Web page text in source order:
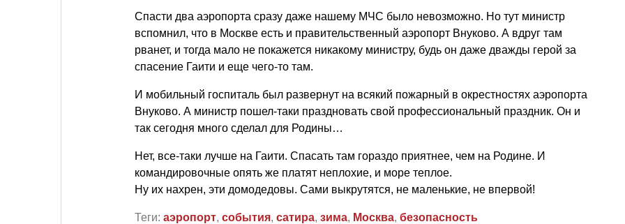
Спасти два аэропорта сразу даже нашему МЧС было невозможно. Но тут министр
вспомнил, что в Москве есть и правительственный аэропорт Внуково. А вдруг там
рванет, и тогда мало не покажется никакому министру, будь он даже дважды герой за
спасение Гаити и еще чего-то там.
И мобильный госпиталь был развернут на всякий пожарный в окрестностях аэропорта
Внуково. А министр пошел-таки праздновать свой профессиональный праздник. Он и
так сегодня много сделал для Родины…
Нет, все-таки лучше на Гаити. Спасать там гораздо приятнее, чем на Родине. И
командировочные опять же платят неплохие, и море теплое.
Ну их нахрен, эти домодедовы. Сами выкрутятся, не маленькие, не впервой!
Теги: аэропорт, события, сатира, зима, Москва, безопасность